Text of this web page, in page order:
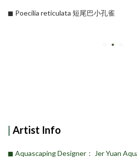
◼︎ Poecilia reticulata 短尾巴小孔雀
| Artist Info
◼︎ Aquascaping Designer： Jer Yuan